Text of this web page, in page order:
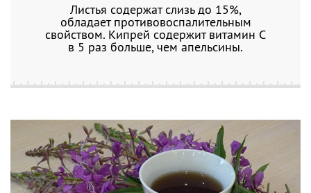
Листья содержат слизь до 15%,
обладает противовоспалительным
свойством. Кипрей содержит витамин С
в 5 раз больше, чем апельсины.